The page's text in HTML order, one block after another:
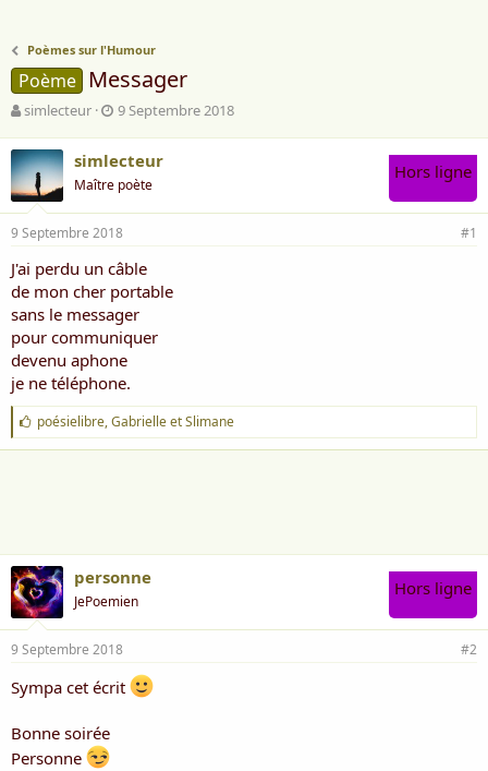
Poèmes sur l'Humour
Poème Messager
A
t
e
u
r
d
e
l
a
i
s
c
u
s
s
i
simlecteur
D
e
d
d
é
b
u
9 Septembre 2018
simlecteur
Maître poète
Hors ligne
9 Septembre 2018 #1
J'ai perdu un câble
de mon cher portable
sans le messager
pour communiquer
devenu aphone
je ne téléphone.
J
'
a
poésielibre,GabrielleetSlimane
personne
JePoemien
Hors ligne
9 Septembre 2018 #2
Sympa cet écrit
Bonne soirée
Personne